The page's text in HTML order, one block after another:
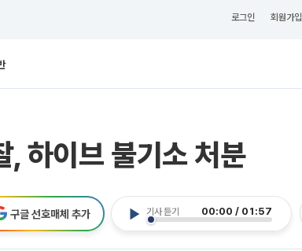
로그인 회원가입
하이브 불기소 처분
기사 듣기 00:00 / 01:57
구글 선호매체 추가